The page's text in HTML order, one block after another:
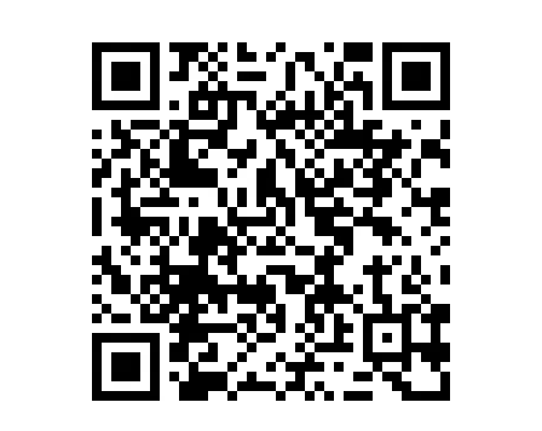
有效提升降溫效率，節省能源。 營業與公共場所管
路維護： 飯店旅館： 徹底清洗全館管線，為您的顧
客提供潔淨、穩定的用水品質。 學校、公家機
關： 定期維護校園及辦公場所水管，保障師生與民
眾用水安全。 一般家庭安心用水保障： 一般住家、
透天厝、公寓大樓： 專業深度清洗家用水管，改善
水質、恢復水壓，讓全家人的健康從源頭把關。 我
們採用先進的專業工法，能有效清除管壁髒污，並針
對不同材質、不同場所的管線特性，提供最安全、最
有效的客製化清洗方案。 水管清洗機價格及內容
專業級水管清洗設備-高周波清洗機(多家園區大廠指
定機種) 水管清洗機功能介紹 微電腦控制循環清洗 1.
水槌沖擊清洗模式 2.脈衝剝離清洗模
式 3.螺旋波清洗模式 施
工時間短、低噪音，不須破壞建築物結構。 不使用
臭氧或任何化學藥劑，無殘留疑慮。 高周波水管
為各地的住宅／工廠／醫院／學校 / 工廠機台做自來
水管清洗服務。本公司不收加盟業者之加盟金、權利
金，並提供加盟業者技術轉移及市場開發資訊，水管
清洗機可應用於：醫院／學校／ 工廠機台與一般住
宅的給自來水管污垢洗淨。 營業項目： 一、一般住
家、機關學校、飯店、公司、工廠機台各項管路之管
垢洗淨作業及水質改善工程。 二、開放全省加盟經
銷，並提供各種技術轉移。 為什麼要洗水管： 目
前生活品質提高及對養生的概念高漲，卻不知水管裡
面有重金屬及細菌，以為只要裝了RO逆滲透就可以
安心的用水，卻不知道淨水器只能把雜質過濾乾淨，
無法處理細菌，同時在洗澡時也不知重金屬會慢慢從
人體皮膚吸收至體內，日積月累會造成皮膚病變，所
以本公司努力推廣給大眾了解，讓大眾能重視家庭
水管清洗 的重要性。 因台灣工業發達並不斷的進
步，導致各種的污染產生，間接或直接的影響到水的